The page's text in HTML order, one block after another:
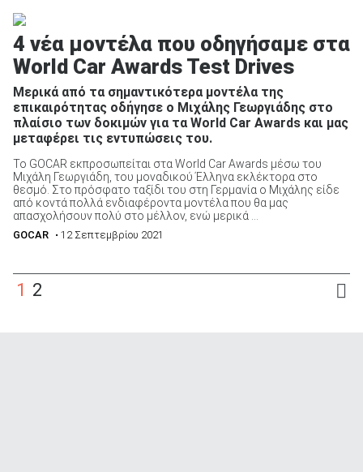
4 νέα μοντέλα που οδηγήσαμε στα
World Car Awards Test Drives
Μερικά από τα σημαντικότερα μοντέλα της
επικαιρότητας οδήγησε ο Μιχάλης Γεωργιάδης στο
πλαίσιο των δοκιμών για τα World Car Awards και μας
μεταφέρει τις εντυπώσεις του.
Το GOCAR εκπροσωπείται στα World Car Awards μέσω του
Μιχάλη Γεωργιάδη, του μοναδικού Έλληνα εκλέκτορα στο
θεσμό. Στο πρόσφατο ταξίδι του στη Γερμανία ο Μιχάλης είδε
από κοντά πολλά ενδιαφέροντα μοντέλα που θα μας
απασχολήσουν πολύ στο μέλλον, ενώ μερικά ...
GOCAR • 12 Σεπτεμβρίου 2021
1 2